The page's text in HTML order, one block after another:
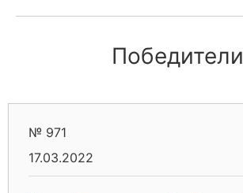
Победители
№ 971
17.03.2022